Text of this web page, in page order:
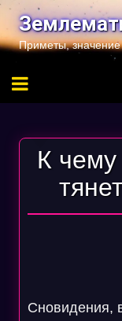
Перейти
содержимому
Приметы,
К чему
Сновидения,